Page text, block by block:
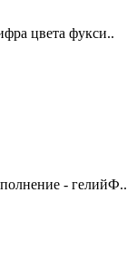
цвета фукси..
- гелийФ..